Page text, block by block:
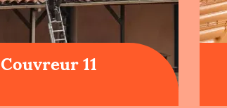
Couvreur 11